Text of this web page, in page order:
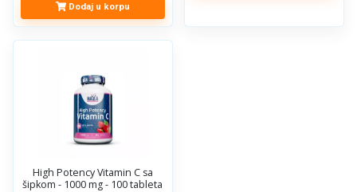
Dodaj u korpu
High Potency Vitamin C sa
šipkom - 1000 mg - 100 tableta